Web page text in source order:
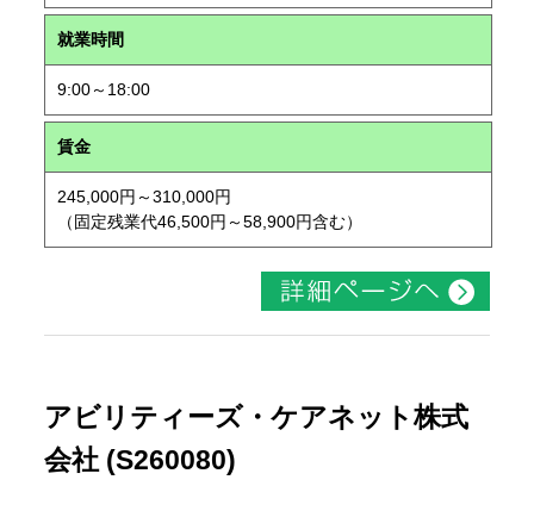
就業時間
9:00～18:00
賃金
245,000円～310,000円
（固定残業代46,500円～58,900円含む）
アビリティーズ・ケアネット株式
会社 (S260080)